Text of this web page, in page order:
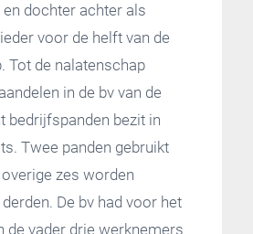
en dochter achter als
voor de helft van de
Tot de nalatenschap
in de bv van de
bedrijfspanden bezit in
Twee panden gebruikt
zes worden
De bv had voor het
de vader drie werknemers